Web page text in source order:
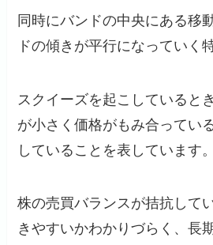
同時にバンドの中央にある移
ドの傾きが平行になっていく
スクイーズを起こしていると
が小さく価格がもみ合ってい
していることを表しています。
株の売買バランスが拮抗して
きやすいかわかりづらく、長